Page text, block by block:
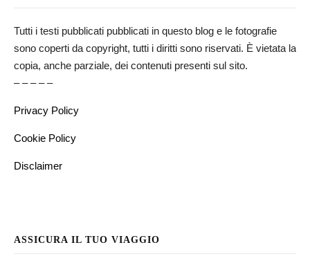
Tutti i testi pubblicati pubblicati in questo blog e le fotografie
sono coperti da copyright, tutti i diritti sono riservati. È vietata la
copia, anche parziale, dei contenuti presenti sul sito.
– – – – –
Privacy Policy
Cookie Policy
Disclaimer
ASSICURA IL TUO VIAGGIO